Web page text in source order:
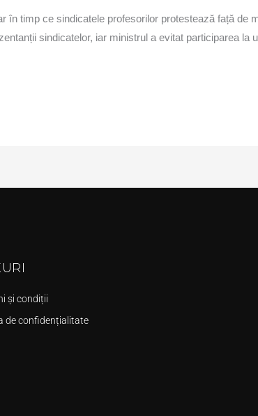
în timp ce sindicatele profesorilor protestează față
sindicatelor, iar ministrul a evitat participarea
și condiții
de confidențialitate